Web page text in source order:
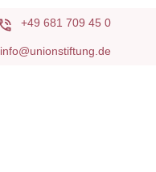
+49 681 709 45 0
info@unionstiftung.de